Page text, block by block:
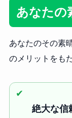
あなたの
あなたのその素
のメリットをも
✔︎
絶大な信